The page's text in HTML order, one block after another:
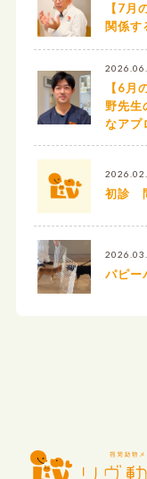
【7月
関係す
【6月
野先生
なアプ
初診
パピー